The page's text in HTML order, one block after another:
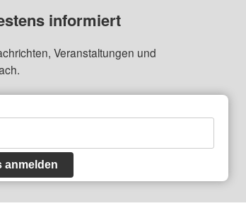
informiert
Veranstaltungen und
anmelden